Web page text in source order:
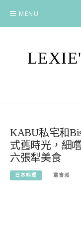
content
MENU
KABU私宅和
式舊時光，細
六張犁美食
日本料理 寫食派